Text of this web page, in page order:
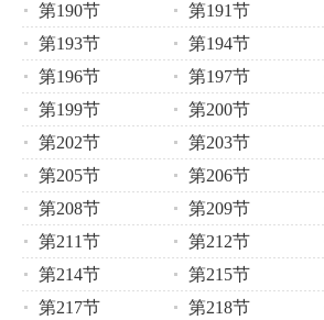
第190节
第191节
第193节
第194节
第196节
第197节
第199节
第200节
第202节
第203节
第205节
第206节
第208节
第209节
第211节
第212节
第214节
第215节
第217节
第218节